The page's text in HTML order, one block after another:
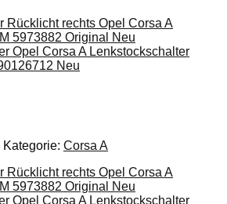
Kategorie: Corsa A